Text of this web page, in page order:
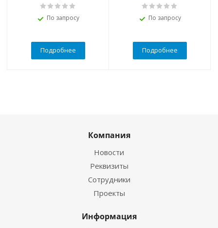
По запросу
Подробнее
По запросу
Подробнее
Компания
Новости
Реквизиты
Сотрудники
Проекты
Информация